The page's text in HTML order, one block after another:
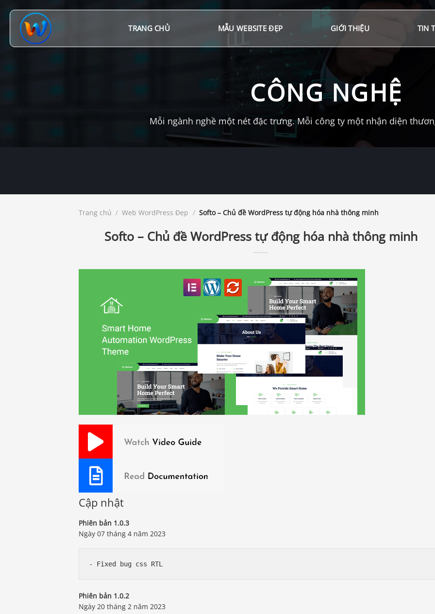
đến
TRANG CHỦ MẪU WEBSITE ĐẸP GIỚI THIỆU TIN
CÔNG NGHỆ
Mỗi ngành nghề một nét đặc trưng. Mỗi công ty một nhận diện
Trang chủ / Web WordPress Đẹp / Softo – Chủ đề WordPress tự động hóa nhà thông minh
Softo – Chủ đề WordPress tự động hóa nhà thông minh
Cập nhật
Phiên bản 1.0.3
Ngày 07 tháng 4 năm 2023
Phiên bản 1.0.2
Ngày 20 tháng 2 năm 2023